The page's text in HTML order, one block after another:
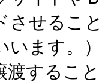
させるこ
います。
渡するこ